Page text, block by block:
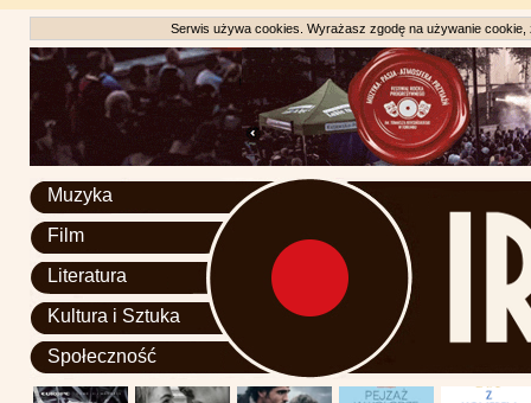
Serwis używa cookies. Wyrażasz zgodę na używanie
Muzyka
Film
Literatura
Kultura i Sztuka
Społeczność